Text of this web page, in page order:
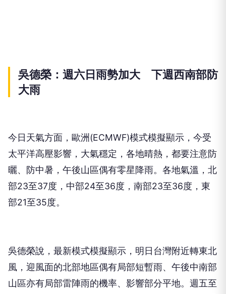
吳德榮：週六日雨勢加大 下週西南部防
大雨
今日天氣方面，歐洲(ECMWF)模式模擬顯示，今受
太平洋高壓影響，大氣穩定，各地晴熱，都要注意防
曬、防中暑，午後山區偶有零星降雨。各地氣溫，北
部23至37度，中部24至36度，南部23至36度，東
部21至35度。
吳德榮說，最新模式模擬顯示，明日台灣附近轉東北
風，迎風面的北部地區偶有局部短暫雨、午後中南部
山區亦有局部雷陣雨的機率、影響部分平地。週五至